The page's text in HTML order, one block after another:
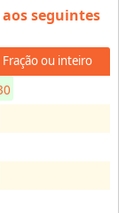
seguintes
Fração ou inteiro